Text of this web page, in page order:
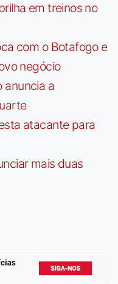
em treinos no
com o Botafogo e
negócio
anuncia a
atacante para
mais duas